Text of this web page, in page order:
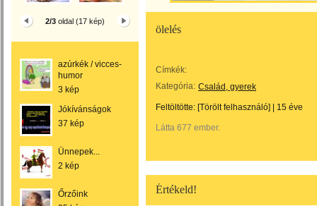
2/3 oldal (17 kép)
azúrkék / vicces-
humor
3 kép
Jókívánságok
37 kép
Ünnepek...
2 kép
Őrzőink
ölelés
Címkék:
Kategória: Család, gyerek
Feltöltötte: [Törölt felhasználó] 15 éve
Látta 677 ember.
Értékeld!